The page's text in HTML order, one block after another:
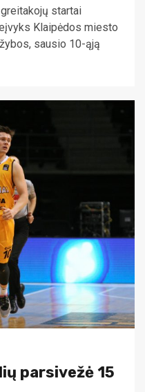
startai
Klaipėdos miesto
sausio 10-ąją
parsivežė 15